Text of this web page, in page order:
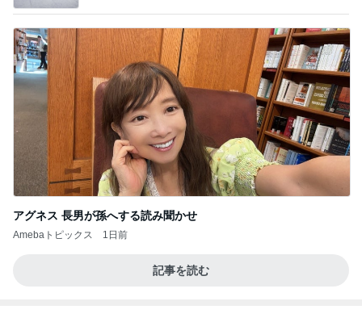
アグネス 長男が孫へする読み聞かせ
Amebaトピックス 1日前
記事を読む